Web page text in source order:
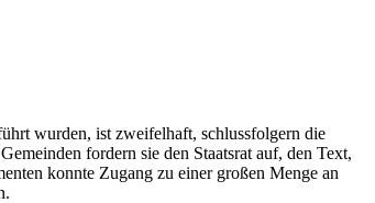
wurden, ist zweifelhaft, schlussfolgern die
fordern sie den Staatsrat auf, den Text,
konnte Zugang zu einer großen Menge an